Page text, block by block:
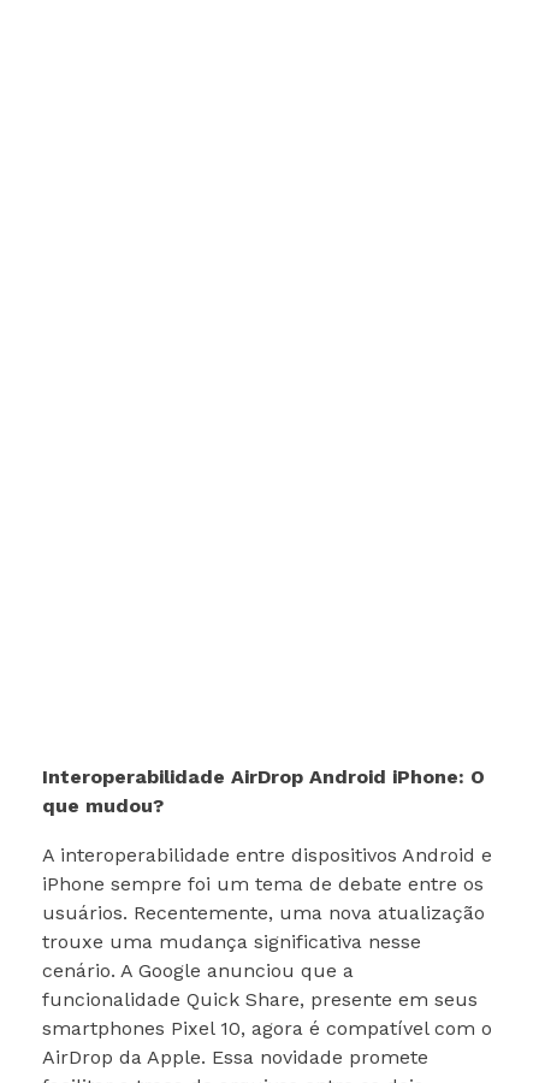
Interoperabilidade AirDrop Android iPhone: O
que mudou?
A interoperabilidade entre dispositivos Android e
iPhone sempre foi um tema de debate entre os
usuários. Recentemente, uma nova atualização
trouxe uma mudança significativa nesse
cenário. A Google anunciou que a
funcionalidade Quick Share, presente em seus
smartphones Pixel 10, agora é compatível com o
AirDrop da Apple. Essa novidade promete